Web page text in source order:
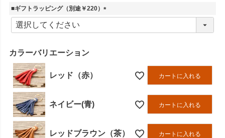
■ギフトラッピング（別途￥220）
(
カラーバリエーション
レッド（赤） カートに入れる
ネイビー(青) カートに入れる
レッドブラウン（茶） カートに入れる